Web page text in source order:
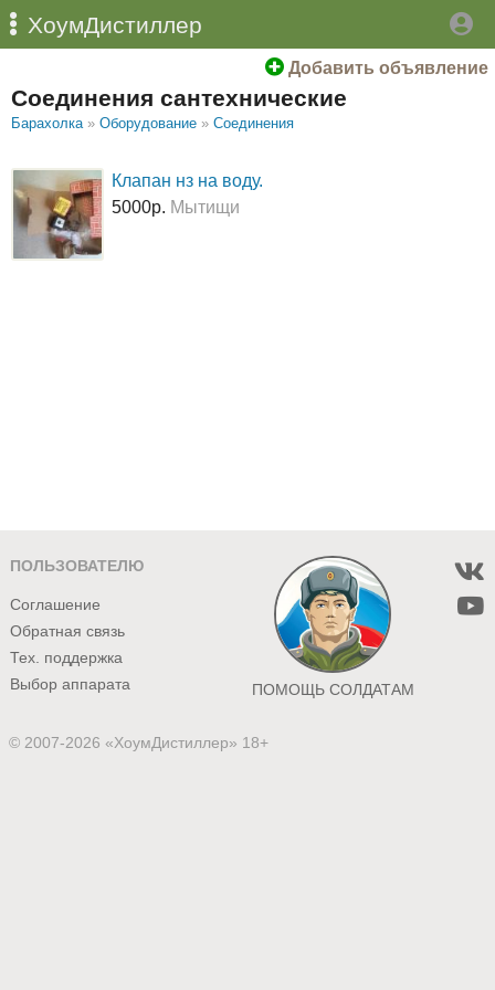
ХоумДистиллер
Добавить объявление
Соединения сантехнические
Барахолка » Оборудование » Соединения
Клапан нз на воду.
5000р. Мытищи
ПОЛЬЗОВАТЕЛЮ
Соглашение
Обратная связь
Тех. поддержка
Выбор аппарата
ПОМОЩЬ СОЛДАТАМ
© 2007-2026 «ХоумДистиллер» 18+